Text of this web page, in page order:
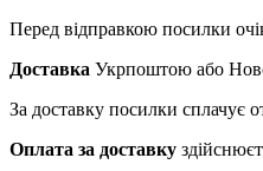
Перед відправкою посилки
Доставка Укрпоштою або
За доставку посилки сплачує
Оплата за доставку